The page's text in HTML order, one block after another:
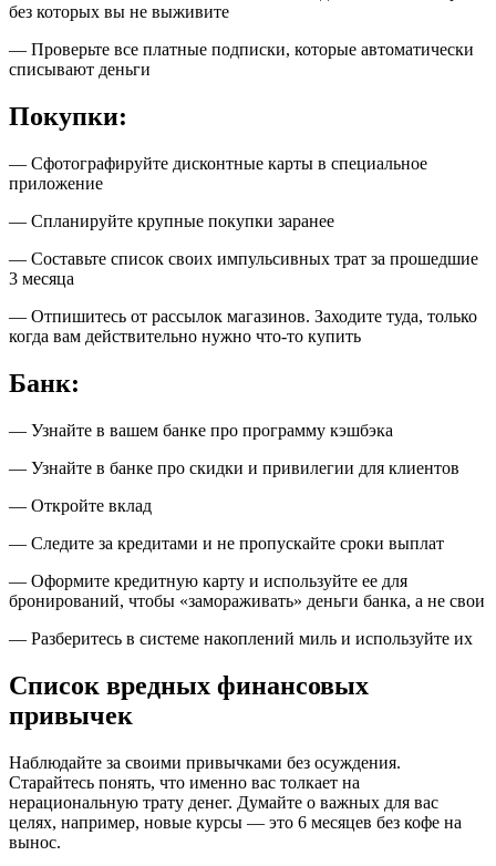
без которых вы не выживите
— Проверьте все платные подписки, которые автоматически
списывают деньги
Покупки:
— Сфотографируйте дисконтные карты в специальное
приложение
— Спланируйте крупные покупки заранее
— Составьте список своих импульсивных трат за прошедшие
3 месяца
— Отпишитесь от рассылок магазинов. Заходите туда, только
когда вам действительно нужно что-то купить
Банк:
— Узнайте в вашем банке про программу кэшбэка
— Узнайте в банке про скидки и привилегии для клиентов
— Откройте вклад
— Следите за кредитами и не пропускайте сроки выплат
— Оформите кредитную карту и используйте ее для
бронирований, чтобы «замораживать» деньги банка, а не свои
— Разберитесь в системе накоплений миль и используйте их
Список вредных финансовых
привычек
Наблюдайте за своими привычками без осуждения.
Старайтесь понять, что именно вас толкает на
нерациональную трату денег. Думайте о важных для вас
целях, например, новые курсы — это 6 месяцев без кофе на
вынос.